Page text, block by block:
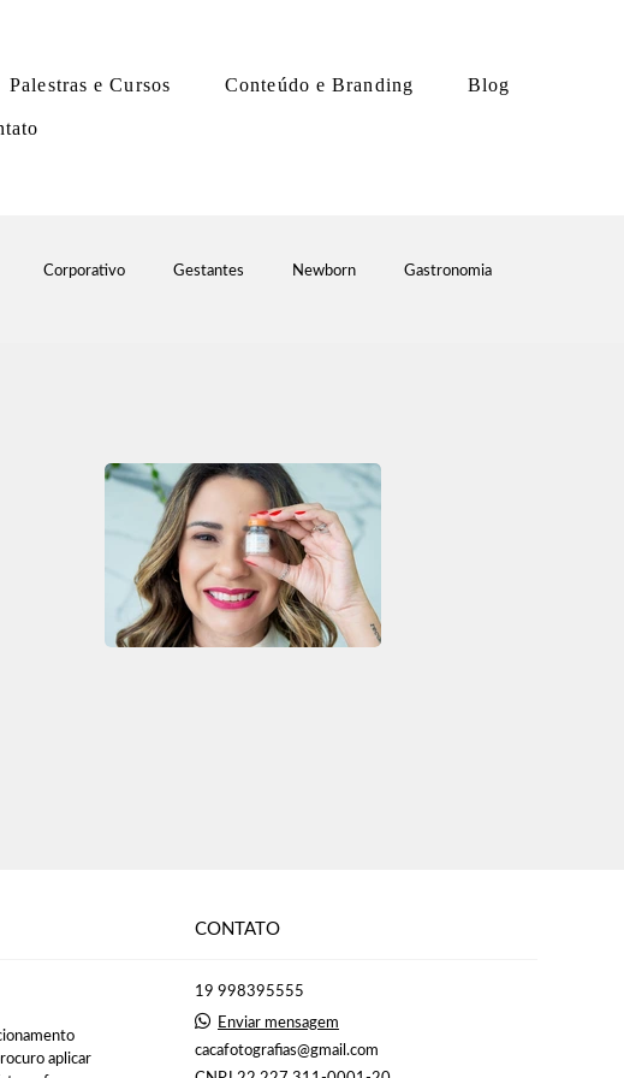
Palestras e Cursos Conteúdo e Branding Blog
Corporativo Gestantes Newborn Gastronomia
aplicar
CONTATO
19 998395555
Enviar mensagem
cacafotografias@gmail.com